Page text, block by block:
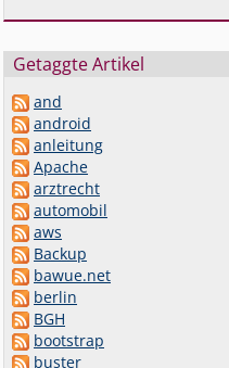
Getaggte Artikel
and
android
anleitung
Apache
arztrecht
automobil
aws
Backup
bawue.net
berlin
BGH
bootstrap
buster